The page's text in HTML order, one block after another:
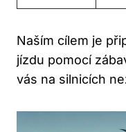
Naším cílem je
jízdu pomocí
vás na silnicích